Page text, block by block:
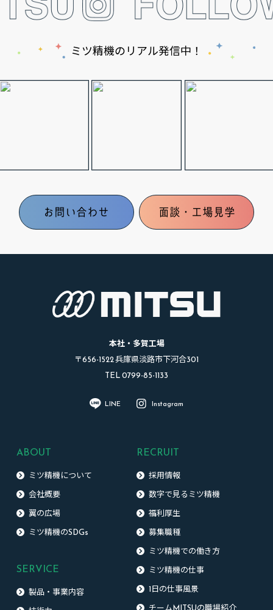
ミツ精機のリアル発信中！
お問い合わせ 面談・工場見学
本社・多賀工場
〒656-1522 兵庫県淡路市下河合301
TEL 0799-85-1133
LINE Instagram
ABOUT
ミツ精機について
会社概要
翼の広場
ミツ精機のSDGs
SERVICE
製品・事業内容
RECRUIT
採用情報
数字で見るミツ精機
福利厚生
募集職種
ミツ精機での働き方
ミツ精機の仕事
1日の仕事風景